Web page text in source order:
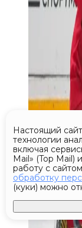
Настоящий
технологии
включая
Mail» (Top
работу с
обработку
(куки) можно